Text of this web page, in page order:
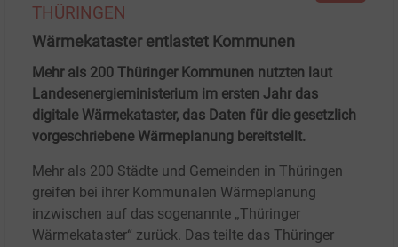
THÜRINGEN
Wärmekataster entlastet Kommunen
Mehr als 200 Thüringer Kommunen nutzten laut
Landesenergieministerium im ersten Jahr das
digitale Wärmekataster, das Daten für die gesetzlich
vorgeschriebene Wärmeplanung bereitstellt.
Mehr als 200 Städte und Gemeinden in Thüringen
greifen bei ihrer Kommunalen Wärmeplanung
inzwischen auf das sogenannte „Thüringer
Wärmekataster“ zurück. Das teilte das Thüringer